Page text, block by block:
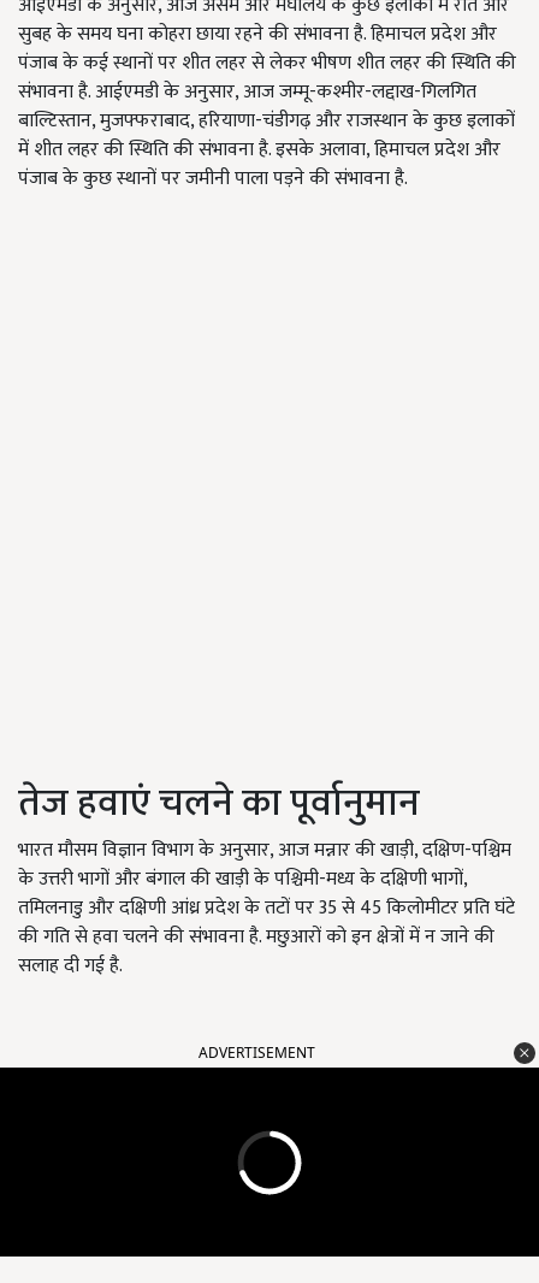
सुबह के समय घना कोहरा छाया रहने की संभावना है. हिमाचल प्रदेश और
पंजाब के कई स्थानों पर शीत लहर से लेकर भीषण शीत लहर की स्थिति की
संभावना है. आईएमडी के अनुसार, आज जम्मू-कश्मीर-लद्दाख-गिलगित
बाल्टिस्तान, मुजफ्फराबाद, हरियाणा-चंडीगढ़ और राजस्थान के कुछ इलाकों
में शीत लहर की स्थिति की संभावना है. इसके अलावा, हिमाचल प्रदेश और
पंजाब के कुछ स्थानों पर जमीनी पाला पड़ने की संभावना है.
तेज हवाएं चलने का पूर्वानुमान
भारत मौसम विज्ञान विभाग के अनुसार, आज मन्नार की खाड़ी, दक्षिण-पश्चिम
के उत्तरी भागों और बंगाल की खाड़ी के पश्चिमी-मध्य के दक्षिणी भागों,
तमिलनाडु और दक्षिणी आंध्र प्रदेश के तटों पर 35 से 45 किलोमीटर प्रति घंटे
की गति से हवा चलने की संभावना है. मछुआरों को इन क्षेत्रों में न जाने की
सलाह दी गई है.
ADVERTISEMENT